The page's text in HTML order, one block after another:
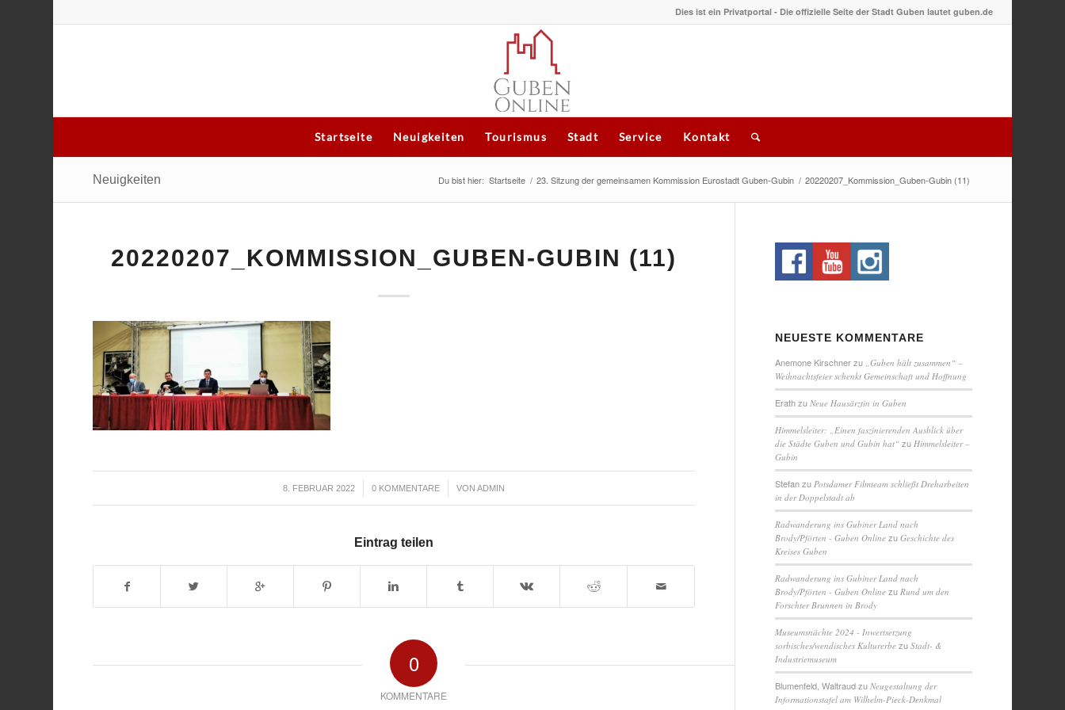
Dies ist ein Privatportal - Die offizielle Seite der Stadt Guben lautet guben.de
Startseite Neuigkeiten Tourismus Stadt Service Kontakt
Neuigkeiten Du bist hier: Startseite / 23. Sitzung der gemeinsamen Kommission Eurostadt Guben-Gubin / 20220207_Kommission_Guben-Gubin (11)
20220207_KOMMISSION_GUBEN-GUBIN (11)
8. FEBRUAR 2022
/ 0 KOMMENTARE
/ VONADMIN
Eintrag teilen
0
KOMMENTARE
NEUESTE KOMMENTARE
Anemone Kirschnerzu „Guben hält zusammen“ –
Weihnachtsfeier schenkt Gemeinschaft und Hoffnung
ErathzuNeue Hausärztin in Guben
Himmelsleiter: „Einen faszinierenden Ausblick über
die Städte Guben und Gubin hat“ zu Himmelsleiter –
Gubin
Stefanzu Potsdamer Filmteam schließt Dreharbeiten
in der Doppelstadt ab
Radwanderung ins Gubiner Land nach
Brody/Pförten - Guben Online zuGeschichte des
Kreises Guben
Radwanderung ins Gubiner Land nach
Brody/Pförten - Guben Online zu Rund um den
Forschter Brunnen in Brody
Museumsnächte 2024 - Inwertsetzung
sorbisches/wendisches Kulturerbe zuStadt- &
Industriemuseum
Blumenfeld, WaltraudzuNeugestaltung der
Informationstafel am Wilhelm-Pieck-Denkmal